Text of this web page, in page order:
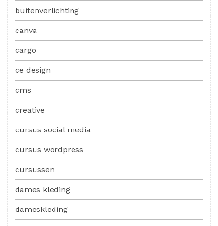
buitenverlichting
canva
cargo
ce design
cms
creative
cursus social media
cursus wordpress
cursussen
dames kleding
dameskleding